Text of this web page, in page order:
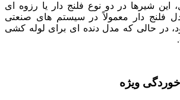
شیرها در دو نوع فلنج ‌دار یا رزوه ‌ای
فلنج ‌دار معمولاً در سیستم ‌های صنعتی
در حالی که مدل دنده ‌ای برای لوله‌ کشی
ویژه